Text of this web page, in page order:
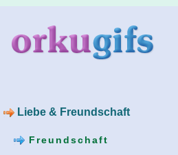
Liebe & Freundschaft
Freundschaft